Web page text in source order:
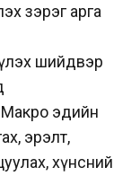
зэрэг арга
шийдвэр
Макро эдийн
эрэлт,
хүнсний